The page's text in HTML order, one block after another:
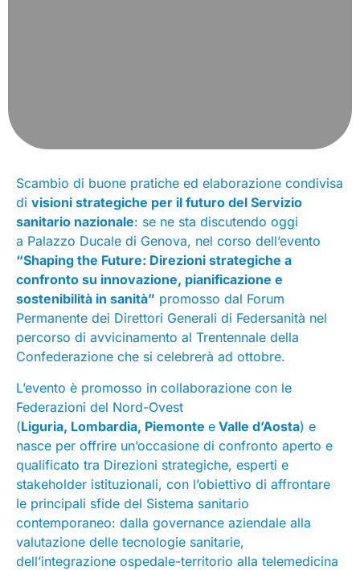
Scambio di buone pratiche ed elaborazione condivisa
di visioni strategiche per il futuro del Servizio
sanitario nazionale: se ne sta discutendo oggi
a Palazzo Ducale di Genova, nel corso dell’evento
“Shaping the Future: Direzioni strategiche a
confronto su innovazione, pianificazione e
sostenibilità in sanità” promosso dal Forum
Permanente dei Direttori Generali di Federsanità nel
percorso di avvicinamento al Trentennale della
Confederazione che si celebrerà ad ottobre.
L’evento è promosso in collaborazione con le
Federazioni del Nord-Ovest
(Liguria, Lombardia, Piemonte e Valle d’Aosta) e
nasce per offrire un’occasione di confronto aperto e
qualificato tra Direzioni strategiche, esperti e
stakeholder istituzionali, con l’obiettivo di affrontare
le principali sfide del Sistema sanitario
contemporaneo: dalla governance aziendale alla
valutazione delle tecnologie sanitarie,
dell’integrazione ospedale-territorio alla telemedicina